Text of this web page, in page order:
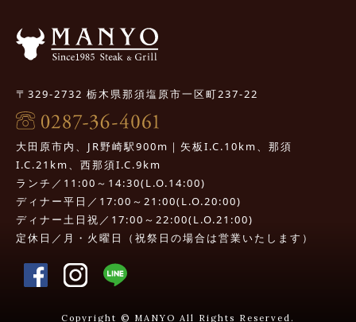
〒329-2732 栃木県那須塩原市一区町237-22
大田原市内、JR野崎駅900m｜矢板I.C.10km、那須
I.C.21km、西那須I.C.9km
ランチ／11:00～14:30(L.O.14:00)
ディナー平日／17:00～21:00(L.O.20:00)
ディナー土日祝／17:00～22:00(L.O.21:00)
定休日／月・火曜日（祝祭日の場合は営業いたします）
Copyright © MANYO All Rights Reserved.